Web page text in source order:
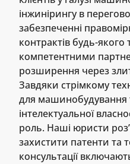
інжинірингу в
забезпеченні
контрактів будь-
компетентними
розширення через
Завдяки стрімкому
для машинобудування
інтелектуальної
роль. Наші юристи
захистити патенти та
консультації